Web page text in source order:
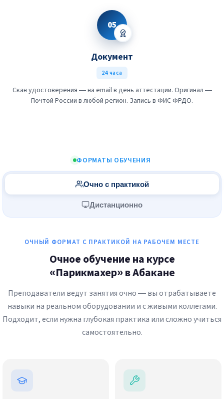
05
Документ
24 часа
Скан удостоверения — на email в день аттестации. Оригинал —
Почтой России в любой регион. Запись в ФИС ФРДО.
ФОРМАТЫ ОБУЧЕНИЯ
Очно с практикой
Дистанционно
ОЧНЫЙ ФОРМАТ С ПРАКТИКОЙ НА РАБОЧЕМ МЕСТЕ
Очное обучение на курсе
«Парикмахер» в Абакане
Преподаватели ведут занятия очно — вы отрабатываете
навыки на реальном оборудовании и с живыми коллегами.
Подходит, если нужна глубокая практика или сложно учиться
самостоятельно.